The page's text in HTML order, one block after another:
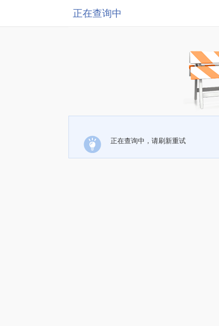
正在查询中
正在查询中，请刷新重试